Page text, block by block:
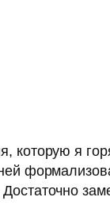
которую я